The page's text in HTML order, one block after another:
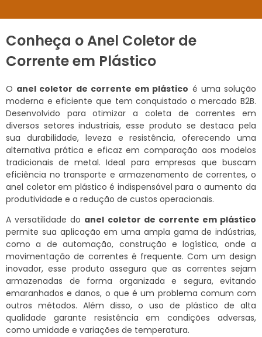
Conheça o Anel Coletor de
Corrente em Plástico
O anel coletor de corrente em plástico é uma solução
moderna e eficiente que tem conquistado o mercado B2B.
Desenvolvido para otimizar a coleta de correntes em
diversos setores industriais, esse produto se destaca pela
sua durabilidade, leveza e resistência, oferecendo uma
alternativa prática e eficaz em comparação aos modelos
tradicionais de metal. Ideal para empresas que buscam
eficiência no transporte e armazenamento de correntes, o
anel coletor em plástico é indispensável para o aumento da
produtividade e a redução de custos operacionais.
A versatilidade do anel coletor de corrente em plástico
permite sua aplicação em uma ampla gama de indústrias,
como a de automação, construção e logística, onde a
movimentação de correntes é frequente. Com um design
inovador, esse produto assegura que as correntes sejam
armazenadas de forma organizada e segura, evitando
emaranhados e danos, o que é um problema comum com
outros métodos. Além disso, o uso de plástico de alta
qualidade garante resistência em condições adversas,
como umidade e variações de temperatura.